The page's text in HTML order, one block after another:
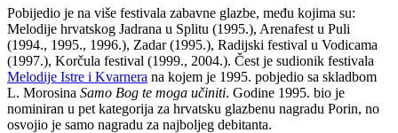
Pobijedio je na više festivala zabavne glazbe, među kojima su:
Melodije hrvatskog Jadrana u Splitu (1995.), Arenafest u Puli
(1994., 1995., 1996.), Zadar (1995.), Radijski festival u Vodicama
(1997.), Korčula festival (1999., 2004.). Čest je sudionik festivala
Melodije Istre i Kvarnera na kojem je 1995. pobjedio sa skladbom
L. Morosina Samo Bog te moga učiniti. Godine 1995. bio je
nominiran u pet kategorija za hrvatsku glazbenu nagradu Porin, no
osvojio je samo nagradu za najboljeg debitanta.